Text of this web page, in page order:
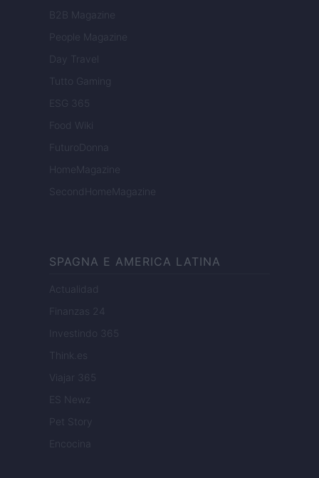
B2B Magazine
People Magazine
Day Travel
Tutto Gaming
ESG 365
Food Wiki
FuturoDonna
HomeMagazine
SecondHomeMagazine
SPAGNA E AMERICA LATINA
Actualidad
Finanzas 24
Investindo 365
Think.es
Viajar 365
ES Newz
Pet Story
Encocina